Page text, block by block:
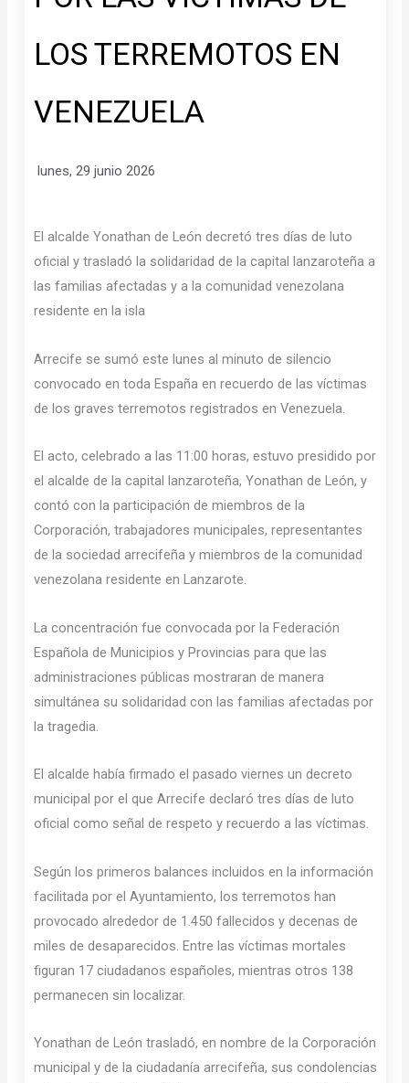
LOS TERREMOTOS EN
VENEZUELA
lunes, 29 junio 2026
El alcalde Yonathan de León decretó tres días de luto
oficial y trasladó la solidaridad de la capital lanzaroteña a
las familias afectadas y a la comunidad venezolana
residente en la isla
Arrecife se sumó este lunes al minuto de silencio
convocado en toda España en recuerdo de las víctimas
de los graves terremotos registrados en Venezuela.
El acto, celebrado a las 11:00 horas, estuvo presidido por
el alcalde de la capital lanzaroteña, Yonathan de León, y
contó con la participación de miembros de la
Corporación, trabajadores municipales, representantes
de la sociedad arrecifeña y miembros de la comunidad
venezolana residente en Lanzarote.
La concentración fue convocada por la Federación
Española de Municipios y Provincias para que las
administraciones públicas mostraran de manera
simultánea su solidaridad con las familias afectadas por
la tragedia.
El alcalde había firmado el pasado viernes un decreto
municipal por el que Arrecife declaró tres días de luto
oficial como señal de respeto y recuerdo a las víctimas.
Según los primeros balances incluidos en la información
facilitada por el Ayuntamiento, los terremotos han
provocado alrededor de 1.450 fallecidos y decenas de
miles de desaparecidos. Entre las víctimas mortales
figuran 17 ciudadanos españoles, mientras otros 138
permanecen sin localizar.
Yonathan de León trasladó, en nombre de la Corporación
municipal y de la ciudadanía arrecifeña, sus condolencias